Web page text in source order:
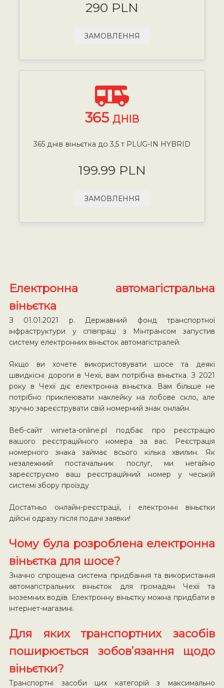
290 PLN
ЗАМОВЛЕННЯ
365 ДНІВ
365 днів віньєтка до 3,5 т PLUG-IN HYBRID
199.99 PLN
ЗАМОВЛЕННЯ
Електронна автомагістральна
віньєтка
З 01.01.2021 р. Державний фонд транспортної
інфраструктури у співпраці з Мінтрансом запустив
систему електронних віньєток автомагістралей.
Якщо ви хочете використовувати шосе та деякі
швидкісні дороги в Чехії, вам потрібна віньєтка. З 2021
року в Чехії діє електронна віньєтка. Вам більше не
потрібно приклеювати наклейку на лобове скло, але
зручно зареєструвати свій номерний знак онлайн.
Веб-сайт winieta-online.pl подбає про реєстрацію
вашого реєстраційного номера за вас. Реєстрація
номерного знака займає всього кілька хвилин. Як
незалежний постачальник послуг, ми негайно
зареєструємо ваш реєстраційний номер у чеській
системі збору проїзду
Достатньо онлайн-реєстрації, і електронні віньєтки
дійсні одразу після подачі заявки!
Чому була розроблена електронна
віньєтка для шосе?
Значно спрощена система придбання та використання
автомагістральних віньєток для громадян Чехії та
іноземних водіїв. Електронну віньєтку можна придбати в
інтернет-магазині.
Для яких транспортних засобів
поширюється зобов’язання щодо
віньєтки?
Транспортні засоби цих категорій з максимально